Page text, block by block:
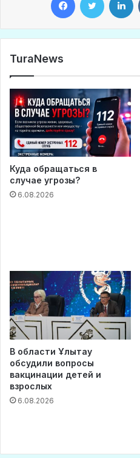
TuraNews
Куда обращаться в
случае угрозы?
6.08.2026
В области Ұлытау
обсудили вопросы
вакцинации детей и
взрослых
6.08.2026